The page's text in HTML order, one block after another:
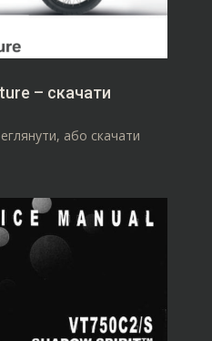
– скачати
або скачати